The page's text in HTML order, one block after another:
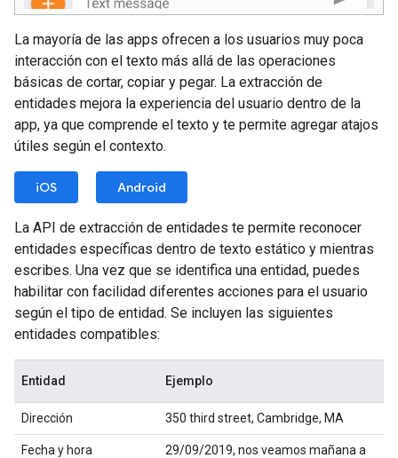
La mayoría de las apps ofrecen a los usuarios muy poca
interacción con el texto más allá de las operaciones
básicas de cortar, copiar y pegar. La extracción de
entidades mejora la experiencia del usuario dentro de la
app, ya que comprende el texto y te permite agregar atajos
útiles según el contexto.
iOS Android
La API de extracción de entidades te permite reconocer
entidades específicas dentro de texto estático y mientras
escribes. Una vez que se identifica una entidad, puedes
habilitar con facilidad diferentes acciones para el usuario
según el tipo de entidad. Se incluyen las siguientes
entidades compatibles:
Entidad Ejemplo
Dirección 350 third street, Cambridge, MA
Fecha y hora
29/09/2019, nos veamos mañana a